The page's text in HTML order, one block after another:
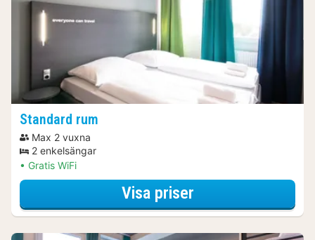
Standard rum
Max 2 vuxna
2 enkelsängar
Gratis WiFi
Visa priserför